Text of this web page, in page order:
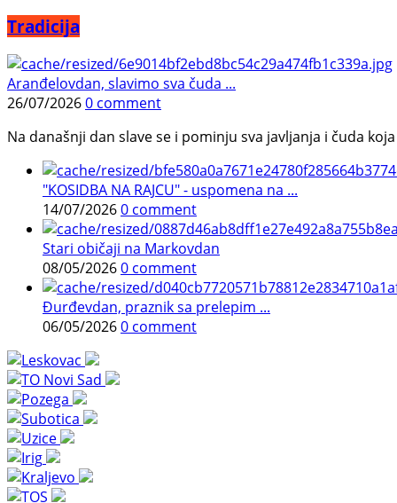
Tradicija
Aranđelovdan, slavimo sva čuda ...
26/07/20260 comment
Na današnji dan slave se i pominju sva javljanja i čuda
"KOSIDBA NA RAJCU" - uspomena na ...
14/07/20260 comment
Stari običaji na Markovdan
08/05/20260 comment
Đurđevdan, praznik sa prelepim ...
06/05/20260 comment